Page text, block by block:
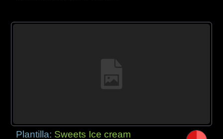
Plantilla: Sweets Ice cream